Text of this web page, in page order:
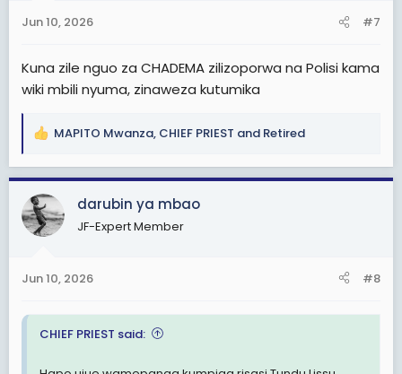
s
Jun 10, 2026 #7
Kuna zile nguo za CHADEMA zilizoporwa na Polisi kama
wiki mbili nyuma, zinaweza kutumika
R
a
c
t
i
s
MAPITO Mwanza, CHIEF PRIEST and Retired
darubin ya mbao
JF-Expert Member
Jun 10, 2026 #8
CHIEF PRIEST said: